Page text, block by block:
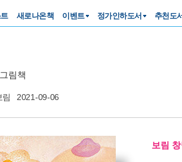
새로나온책 이벤트 정가인하도서 추천도서
림책
림 2021-09-06
보림